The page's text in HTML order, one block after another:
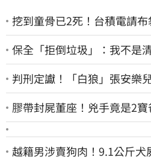
挖到童骨已2死！台積電請
保全「拒倒垃圾」：我不是
判刑定讞！「白狼」張安樂
膠帶封屍董座！兇手竟是2
越籍男涉賣狗肉！9.1公斤犬